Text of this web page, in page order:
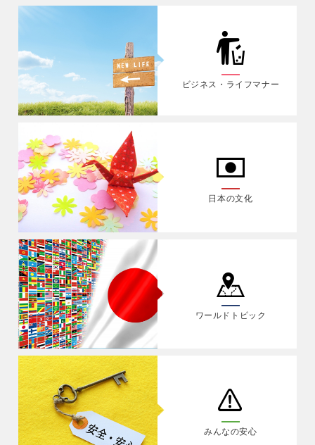
ビジネス・ライフマナー
日本の文化
ワールドトピック
みんなの安心